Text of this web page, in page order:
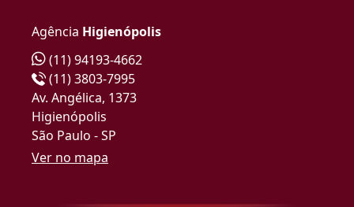
Agência Higienópolis
(11) 94193-4662
(11) 3803-7995
Av. Angélica, 1373
Higienópolis
São Paulo - SP
Ver no mapa